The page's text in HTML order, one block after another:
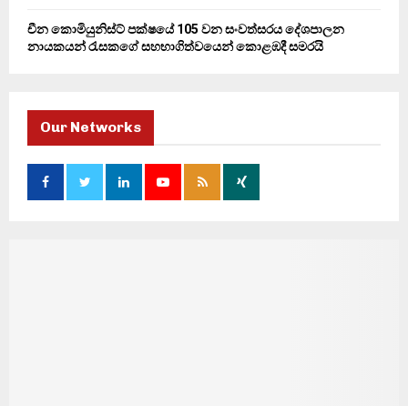
චීන කොමියුනිස්ට් පක්ෂයේ 105 වන සංවත්සරය දේශපාලන
නායකයන් රැසකගේ සහභාගිත්වයෙන් කොළඹදී සමරයි
Our Networks